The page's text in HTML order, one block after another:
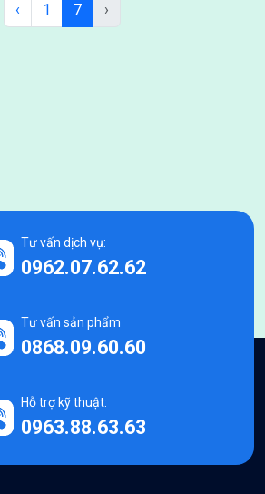
‹ 1 7 ›
Tư vấn dịch vụ:
0962.07.62.62
Tư vấn sản phẩm
0868.09.60.60
Hỗ trợ kỹ thuật:
0963.88.63.63